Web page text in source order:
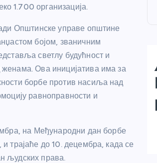
1.700 организација.
Општинске управе општине
бојом, званичним
светлу будућност и
Ова иницијатива има за
борбе против насиља над
равноправности и
на Међународни дан борбе
трајаће до 10. децембра, када се
људских права.